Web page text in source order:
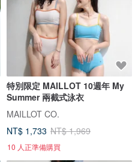
特別限定 MAILLOT 10週年 My
Summer 兩截式泳衣
MAILLOT CO.
NT$ 1,733 NT$ 1,969
10 人正準備購買